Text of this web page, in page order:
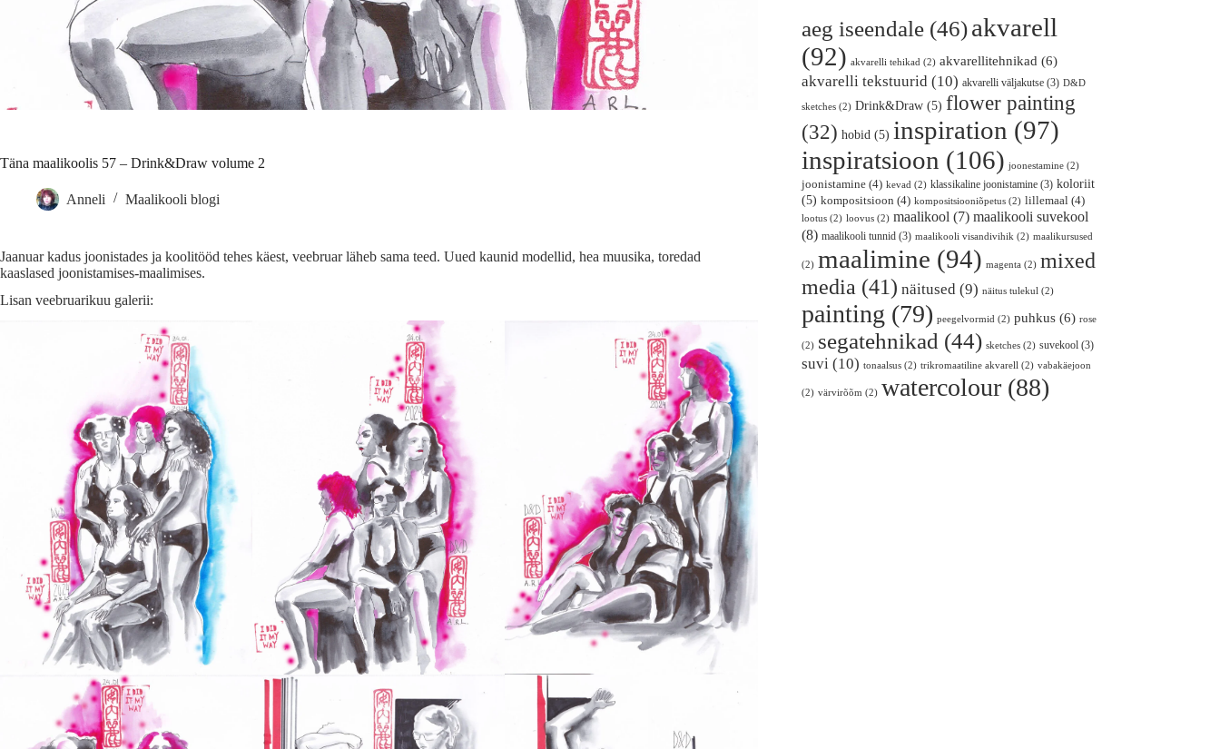
Täna maalikoolis 57 – Drink&Draw volume 2
Anneli Maalikooli blogi
Jaanuar kadus joonistades ja koolitööd tehes käest, veebruar läheb sama teed. Uued kaunid modellid, hea muusika, toredad
kaaslased joonistamises-maalimises.
Lisan veebruarikuu galerii:
aeg iseendale (46)akvarell
(92) akvarelli tehikad (2) akvarellitehnikad (6)
akvarelli tekstuurid (10) akvarelli väljakutse (3) D&D
sketches (2) Drink&Draw (5) flower painting
(32) hobid (5) inspiration (97)
inspiratsioon (106) joonestamine (2)
joonistamine (4) kevad (2) klassikaline joonistamine (3) koloriit
(5) kompositsioon (4) kompositsiooniõpetus (2) lillemaal (4)
lootus (2) loovus (2) maalikool (7) maalikooli suvekool
(8) maalikooli tunnid (3) maalikooli visandivihik (2) maalikursused
(2) maalimine (94) magenta (2) mixed
media (41) näitused (9) näitus tulekul (2)
painting (79) peegelvormid (2) puhkus (6) rose
(2) segatehnikad (44) sketches (2) suvekool (3)
suvi (10) tonaalsus (2) trikromaatiline akvarell (2) vabakäejoon
(2) värvirõõm (2) watercolour (88)